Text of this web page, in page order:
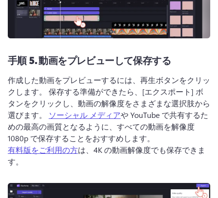
手順 5.動画をプレビューして保存する
作成した動画をプレビューするには、再生ボタンをクリッ
クします。 保存する準備ができたら、[エクスポート] ボ
タンをクリックし、動画の解像度をさまざまな選択肢から
選びます。 ソーシャル メディアや YouTube で共有するた
めの最高の画質となるように、すべての動画を解像度
1080p で保存することをおすすめします。
有料版をご利用の方は、4K の動画解像度でも保存できま
す。